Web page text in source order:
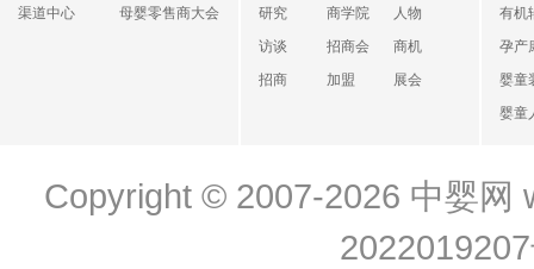
渠道中心
母婴零售商大会
研究
商学院
人物
访谈
招商会
商机
招商
加盟 展会
有机
孕产
婴童
婴童
Copyright © 2007-2026 中婴网